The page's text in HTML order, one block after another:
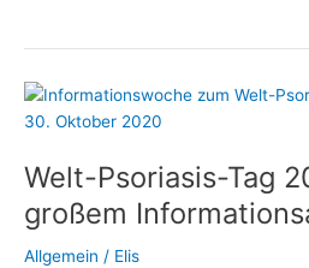
Welt-Psoriasis-Tag
großem
Allgemein / Elis